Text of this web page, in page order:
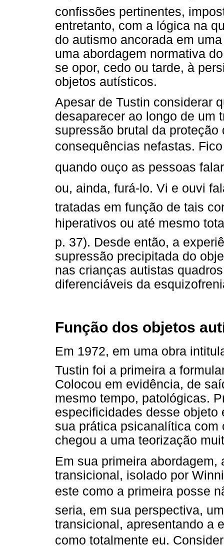
confissões pertinentes,
entretanto, com a lógica na
do autismo ancorada em
uma abordagem normativa
se opor, cedo ou tarde, à
objetos autísticos.
Apesar de Tustin considerar
desaparecer ao longo de um
supressão brutal da
consequências nefastas.
quando ouço as pessoas
ou, ainda, furá-lo. Vi e ouvi
tratadas em função de tais
hiperativos ou até mesmo
p. 37). Desde então, a
supressão precipitada do
nas crianças autistas
diferenciáveis da
Função dos objetos
Em 1972, em uma obra
Tustin foi a primeira a
Colocou em evidência, de
mesmo tempo, patológicas.
especificidades desse objeto
sua prática psicanalítica
chegou a uma teorização
Em sua primeira
transicional, isolado por
este como a primeira posse
seria, em sua perspectiva,
transicional, apresentando a
como totalmente eu.